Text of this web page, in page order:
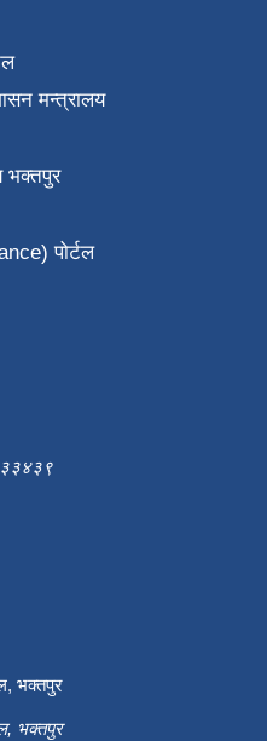
मन्त्रालय
भक्तपुर
पोर्टल
भक्तपुर
भक्तपुर